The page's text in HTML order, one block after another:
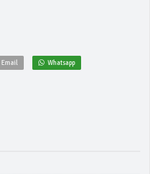
Email Whatsapp